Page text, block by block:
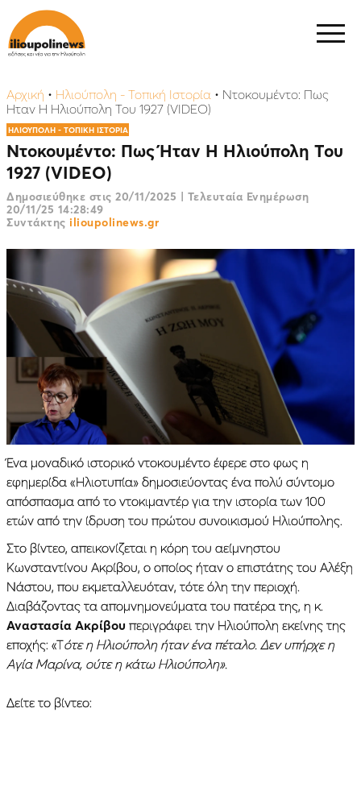
Αρχική • Ηλιούπολη - Τοπική Ιστορία • Ντοκουμέντο: Πως
Ήταν Η Ηλιούπολη Του 1927 (VIDEO)
ΗΛΙΟΥΠΟΛΗ - ΤΟΠΙΚΗ ΙΣΤΟΡΙΑ
Ντοκουμέντο: Πως Ήταν Η Ηλιούπολη Του
1927 (VIDEO)
Δημοσιεύθηκε στις 20/11/2025 | Τελευταία Ενημέρωση
20/11/25 14:28:49
Συντάκτης ilioupolinews.gr
Ένα μοναδικό ιστορικό ντοκουμέντο έφερε στο φως η
εφημερίδα «Ηλιοτυπία» δημοσιεύοντας ένα πολύ σύντομο
απόσπασμα από το ντοκιμαντέρ για την ιστορία των 100
ετών από την ίδρυση του πρώτου συνοικισμού Ηλιούπολης.
Στο βίντεο, απεικονίζεται η κόρη του αείμνηστου
Κωνσταντίνου Ακρίβου, ο οποίος ήταν ο επιστάτης του Αλέξη
Νάστου, που εκμεταλλευόταν, τότε όλη την περιοχή.
Διαβάζοντας τα απομνημονεύματα του πατέρα της, η κ.
Αναστασία Ακρίβου περιγράφει την Ηλιούπολη εκείνης της
εποχής: «Τότε η Ηλιούπολη ήταν ένα πέταλο. Δεν υπήρχε η
Αγία Μαρίνα, ούτε η κάτω Ηλιούπολη».
Δείτε το βίντεο: